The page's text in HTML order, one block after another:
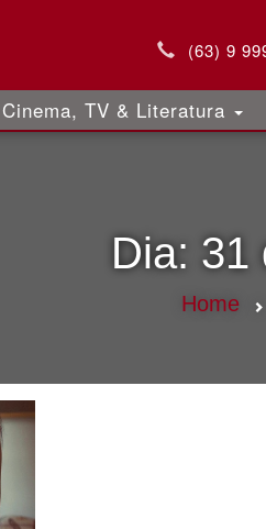
(63) 9
Cinema, TV & Literatura
Dia: 31
Home